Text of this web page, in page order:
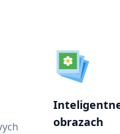
obrazach